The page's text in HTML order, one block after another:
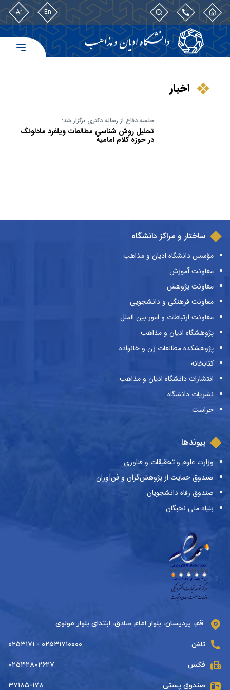
En
Ar
اخبار
جلسه دفاع از رساله دکتری برگزار شد:
تحليل روش شناسي مطالعات ويلفرد مادلونگ
در حوزه کلام اماميه
ساختار و مراکز دانشگاه
مؤسس دانشگاه ادیان و مذاهب
معاونت آموزش
معاونت پژوهش
معاونت فرهنگی و دانشجویی
معاونت ارتباطات و امور بین الملل
پژوهشگاه ادیان و مذاهب
پژوهشکده مطالعات زن و خانواده
کتابخانه
انتشارات دانشگاه ادیان و مذاهب
نشریات دانشگاه
حراست
پیوندها
وزارت علوم و تحقیقات و فناوری
صندوق حمایت از پژوهش‌گران و فن‌آوران
صندوق رفاه دانشجویان
بنیاد ملی نخبگان
قم، پردیسان، بلوار امام صادق، ابتدای بلوار مولوی
تلفن ۰۲۵۳۱۷۱۰۰۰۰ - ۰۲۵۳۱۷۱
فکس ۰۲۵۳۲۸۰۲۶۲۷
صندوق پستی ۳۷۱۸۵-۱۷۸